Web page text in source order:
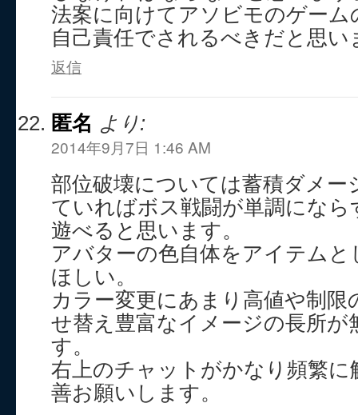
法案に向けてアソビモのゲー
自己責任でされるべきだと思い
返信
匿名 より:
2014年9月7日 1:46 AM
部位破壊については蓄積ダメー
ていればボス戦闘が単調にな
遊べると思います。
アバターの色自体をアイテム
ほしい。
カラー変更にあまり高値や制
せ替え豊富なイメージの長所が
す。
右上のチャットがかなり頻繁
善お願いします。